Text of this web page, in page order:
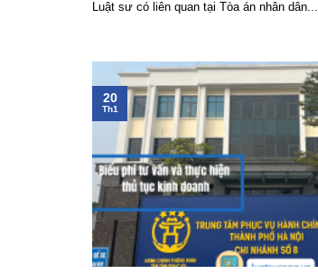
Luật sư có liên quan tại Tòa án nhân dân...
20
Th1